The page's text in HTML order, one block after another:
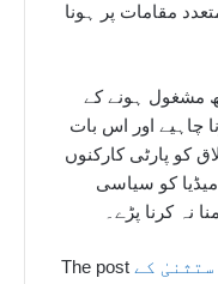
مقامات پر ہونا
مشغول ہونے کے
چاہیے اور اس بات
کو پارٹی کارکنوں
میڈیا کو سیاسی
نہ کرنا پڑے۔
The post کے